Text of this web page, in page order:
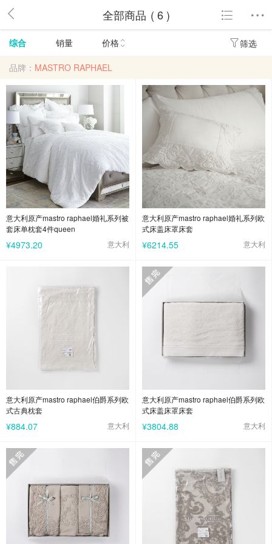
全部商品 ( 6 )
综合 销量 价格 筛选
品牌： MASTRO RAPHAEL
意大利原产mastro raphael婚礼系列被
套床单枕套4件queen
¥4973.20 意大利
意大利原产mastro raphael婚礼系列欧
式床盖床罩床套
¥6214.55 意大利
意大利原产mastro raphael伯爵系列欧
式古典枕套
¥884.07 意大利
意大利原产mastro raphael伯爵系列欧
式床盖床罩床套
¥3804.88 意大利